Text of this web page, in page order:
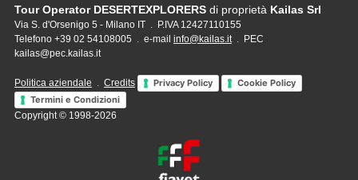
Tour Operator DESERTEXPLORERSdi proprietà Kailas Srl
Via S. d'Orsenigo 5 - Milano IT . P.IVA 12427110155
Telefono +39 02 54108005 . e-mail info@kailas.it. PEC
kailas@pec.kailas.it
Politica aziendale Credits Privacy Policy
Cookie Policy
Termini e Condizioni
Copyright © 1998-2026